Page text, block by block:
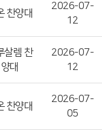
찬양대
2026-07-
12
살렘 찬
양대
2026-07-
12
찬양대
2026-07-
05